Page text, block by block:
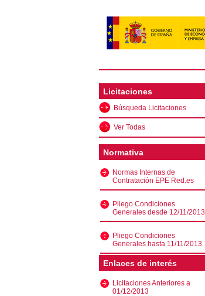
Licitaciones
Búsqueda Licitaciones
Ver Todas
Normativa
Normas Internas de
Contratación EPE Red.es
Pliego Condiciones
Generales desde 12/11/2013
Pliego Condiciones
Generales hasta 11/11/2013
Enlaces de interés
Licitaciones Anteriores a
01/12/2013